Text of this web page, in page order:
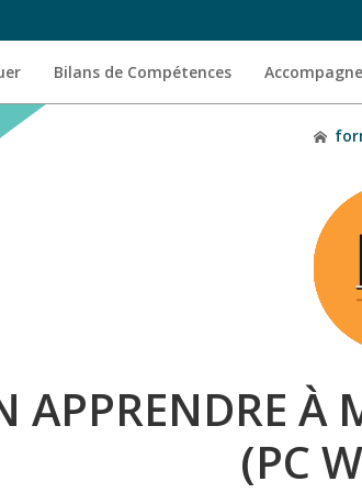
Bilans de Compétences
APPRENDRE À
(PC